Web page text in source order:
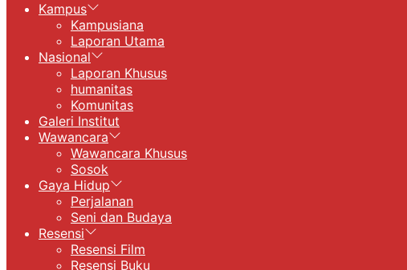
Kampus
Kampusiana
Laporan Utama
Nasional
Laporan Khusus
humanitas
Komunitas
Galeri Institut
Wawancara
Wawancara Khusus
Sosok
Gaya Hidup
Perjalanan
Seni dan Budaya
Resensi
Resensi Film
Resensi Buku